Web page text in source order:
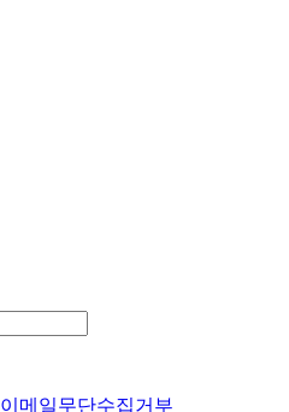
이메일무단수집거부